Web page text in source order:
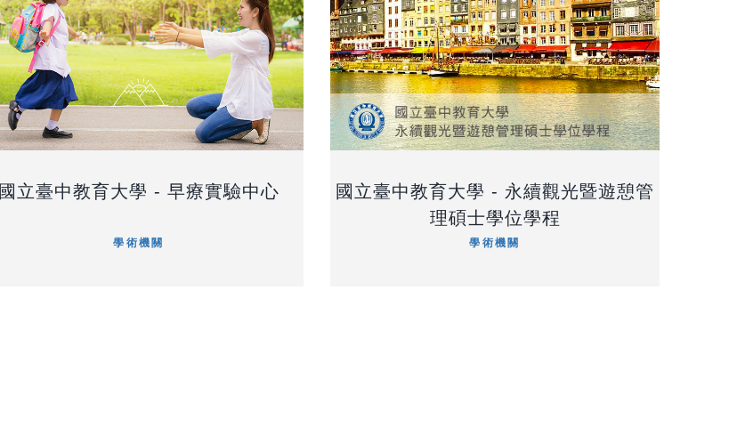
國立臺中教育大學 - 早療實驗中心
學術機關
國立臺中教育大學 - 永續觀光暨遊憩管
理碩士學位學程
學術機關